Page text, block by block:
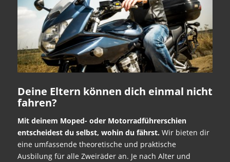
Deine Eltern können dich einmal nicht
fahren?
Mit deinem Moped- oder Motorradführerschien
entscheidest du selbst, wohin du fährst. Wir bieten dir
eine umfassende theoretische und praktische
Ausbilung für alle Zweiräder an. Je nach Alter und